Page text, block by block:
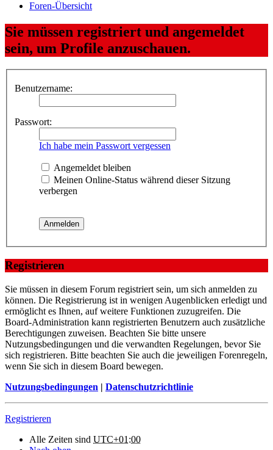
Foren-Übersicht
Sie müssen registriert und angemeldet
sein, um Profile anzuschauen.
Benutzername:
Passwort:
Ich habe mein Passwort vergessen
Angemeldet bleiben
Meinen Online-Status während dieser Sitzung
verbergen
Registrieren
Sie müssen in diesem Forum registriert sein, um sich anmelden zu
können. Die Registrierung ist in wenigen Augenblicken erledigt und
ermöglicht es Ihnen, auf weitere Funktionen zuzugreifen. Die
Board-Administration kann registrierten Benutzern auch zusätzliche
Berechtigungen zuweisen. Beachten Sie bitte unsere
Nutzungsbedingungen und die verwandten Regelungen, bevor Sie
sich registrieren. Bitte beachten Sie auch die jeweiligen Forenregeln,
wenn Sie sich in diesem Board bewegen.
Nutzungsbedingungen | Datenschutzrichtlinie
Registrieren
Alle Zeiten sind UTC+01:00